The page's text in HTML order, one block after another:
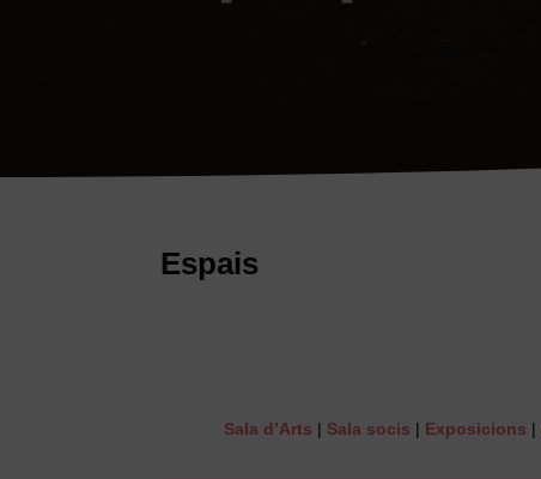
Espais
Sala d’Arts | Sala socis | Exposicions |